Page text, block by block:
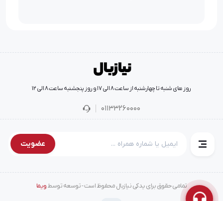
روز های شنبه تا چهارشنبه از ساعت 8 الی 17 و روز پنجشنبه ساعت 8 الی 12
01133260000
عضویت
تمامی حقوق برای یدکی نیازبال محفوظ است - توسعه توسطویما